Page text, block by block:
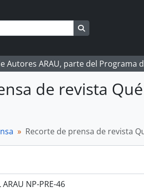
ARAU, parte del Programa
de revista
Recorte de prensa de revista
ARAU NP-PRE-46